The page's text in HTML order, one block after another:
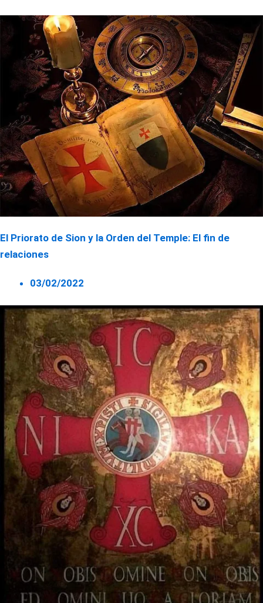
El Priorato de Sion y la Orden del Temple: El fin de
relaciones
03/02/2022